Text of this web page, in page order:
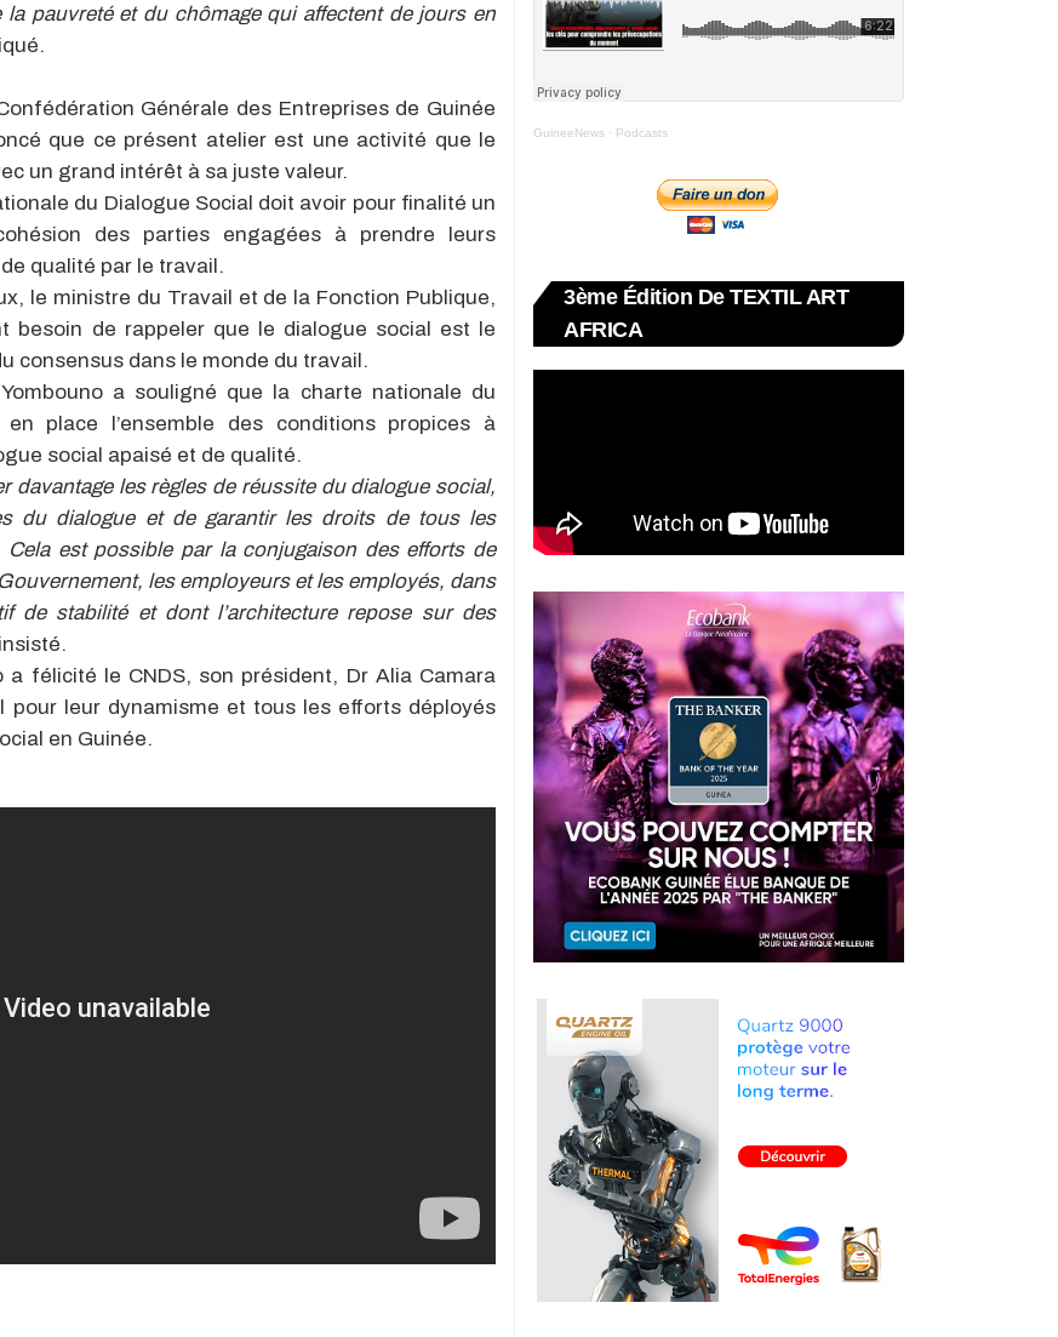
pauvreté et du chômage qui affectent de jours en
Générale des Entreprises de Guinée
que ce présent atelier est une activité que le
un grand intérêt à sa juste valeur.
du Dialogue Social doit avoir pour finalité un
des parties engagées à prendre leurs
qualité par le travail.
le ministre du Travail et de la Fonction Publique,
besoin de rappeler que le dialogue social est le
consensus dans le monde du travail.
a souligné que la charte nationale du
place l’ensemble des conditions propices à
social apaisé et de qualité.
davantage les règles de réussite du dialogue social,
du dialogue et de garantir les droits de tous les
est possible par la conjugaison des efforts de
les employeurs et les employés, dans
de stabilité et dont l’architecture repose sur des
a félicité le CNDS, son président, Dr Alia Camara
pour leur dynamisme et tous les efforts déployés
en Guinée.
GuineeNews · Podcasts
3ème Édition De TEXTIL ART
AFRICA